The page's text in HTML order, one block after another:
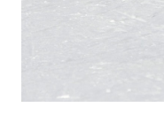
Fredrik